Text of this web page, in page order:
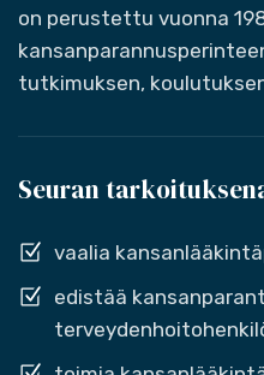
on perustettu vuonna
tutkimuksen,
Seuran
vaalia
edistää